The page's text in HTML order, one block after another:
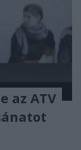
az ATV